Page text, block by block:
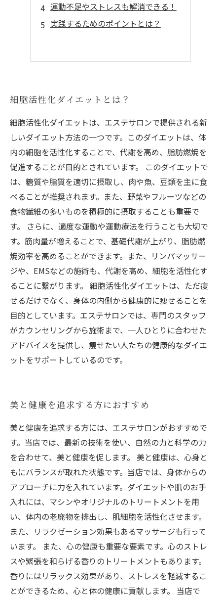
運動不足やストレスも解消できる！
実践するためのポイントとは？
細胞活性化ダイエットとは？
細胞活性化ダイエットは、エステサロンで提供される新
しいダイエット方法の一つです。このダイエットは、体
内の細胞を活性化することで、代謝を高め、脂肪燃焼を
促進することが目的とされています。 このダイエットで
は、糖質や脂質を適切に摂取し、肉や魚、豆類を主に食
べることが推奨されます。また、野菜やフルーツなどの
食物繊維の多いものを積極的に摂取することも重要で
す。 さらに、適度な運動や運動療法を行うことも大切で
す。筋肉量が増えることで、基礎代謝が上がり、脂肪燃
焼効率を高めることができます。また、リンパマッサー
ジや、EMSなどの施術も、代謝を高め、細胞を活性化す
ることに繋がります。 細胞活性化ダイエットは、ただ痩
せるだけでなく、身体の内側から健康的に痩せることを
目的としています。エステサロンでは、専門のスタッフ
がカウンセリングから施術まで、一人ひとりに合わせた
アドバイスを提供し、痩せたい人たちの健康的なダイエ
ットをサポートしているのです。
美と健康を追求する方におすすめ
美と健康を追求する方には、エステサロンがおすすめで
す。当店では、最新の技術を使い、自然の力と科学の力
を合わせて、美と健康を促します。 美と健康は、心身と
もにバランスが取れた状態です。当店では、身体からの
アプローチに力を入れています。ダイエットや肌のお手
入れには、マシンやオリジナルのトリートメントを用
い、体内の老廃物を排出し、肌細胞を活性化させます。
また、リラクゼーション効果もあるマッサージも行って
います。 また、心の健康も重要な要素です。心のストレ
スや緊張を和らげる香りのトリートメントもあります。
香りにはリラックス効果があり、ストレスを軽減するこ
とができるため、心と体の健康に貢献します。 当店で